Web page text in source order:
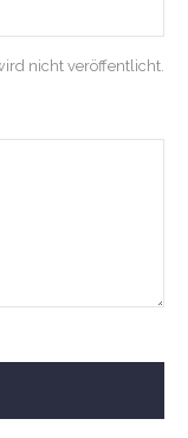
nicht veröffentlicht.